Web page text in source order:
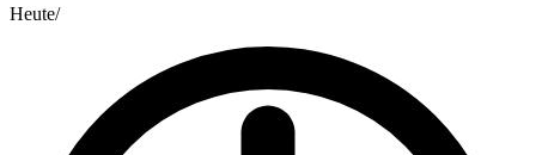
Heute/